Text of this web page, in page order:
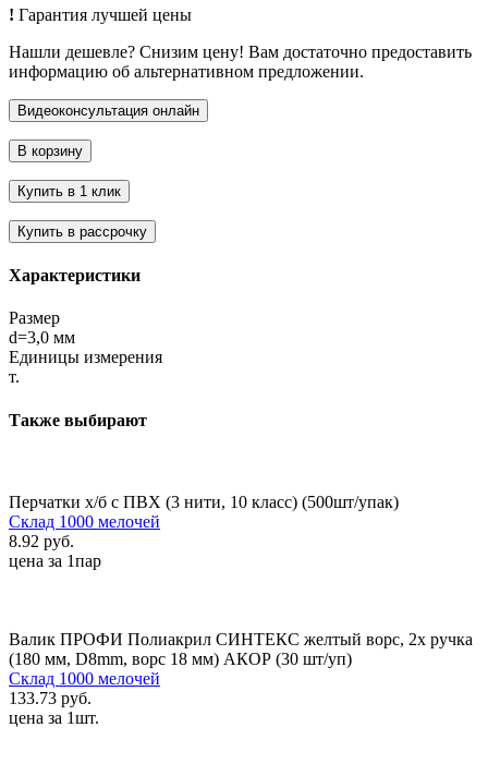
! Гарантия лучшей цены
Нашли дешевле? Снизим цену! Вам достаточно предоставить
информацию об альтернативном предложении.
Характеристики
Размер
d=3,0 мм
Единицы измерения
т.
Также выбирают
Перчатки х/б с ПВХ (3 нити, 10 класс) (500шт/упак)
Склад 1000 мелочей
8.92 руб.
цена за 1пар
Валик ПРОФИ Полиакрил СИНТЕКС желтый ворс, 2х ручка
(180 мм, D8mm, ворс 18 мм) АКОР (30 шт/уп)
Склад 1000 мелочей
133.73 руб.
цена за 1шт.